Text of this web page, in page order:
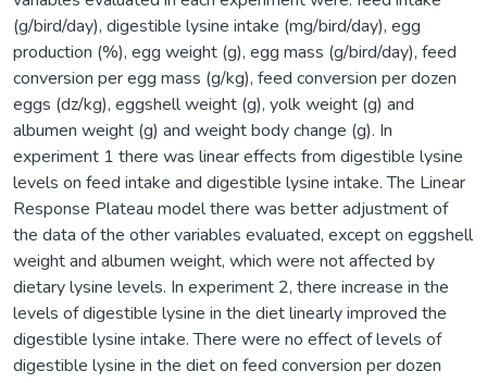
(g/bird/day), digestible lysine intake (mg/bird/day), egg
production (%), egg weight (g), egg mass (g/bird/day), feed
conversion per egg mass (g/kg), feed conversion per dozen
eggs (dz/kg), eggshell weight (g), yolk weight (g) and
albumen weight (g) and weight body change (g). In
experiment 1 there was linear effects from digestible lysine
levels on feed intake and digestible lysine intake. The Linear
Response Plateau model there was better adjustment of
the data of the other variables evaluated, except on eggshell
weight and albumen weight, which were not affected by
dietary lysine levels. In experiment 2, there increase in the
levels of digestible lysine in the diet linearly improved the
digestible lysine intake. There were no effect of levels of
digestible lysine in the diet on feed conversion per dozen